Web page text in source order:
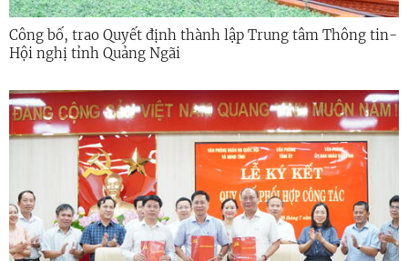
Công bố, trao Quyết định thành lập Trung tâm Thông tin-
Hội nghị tỉnh Quảng Ngãi